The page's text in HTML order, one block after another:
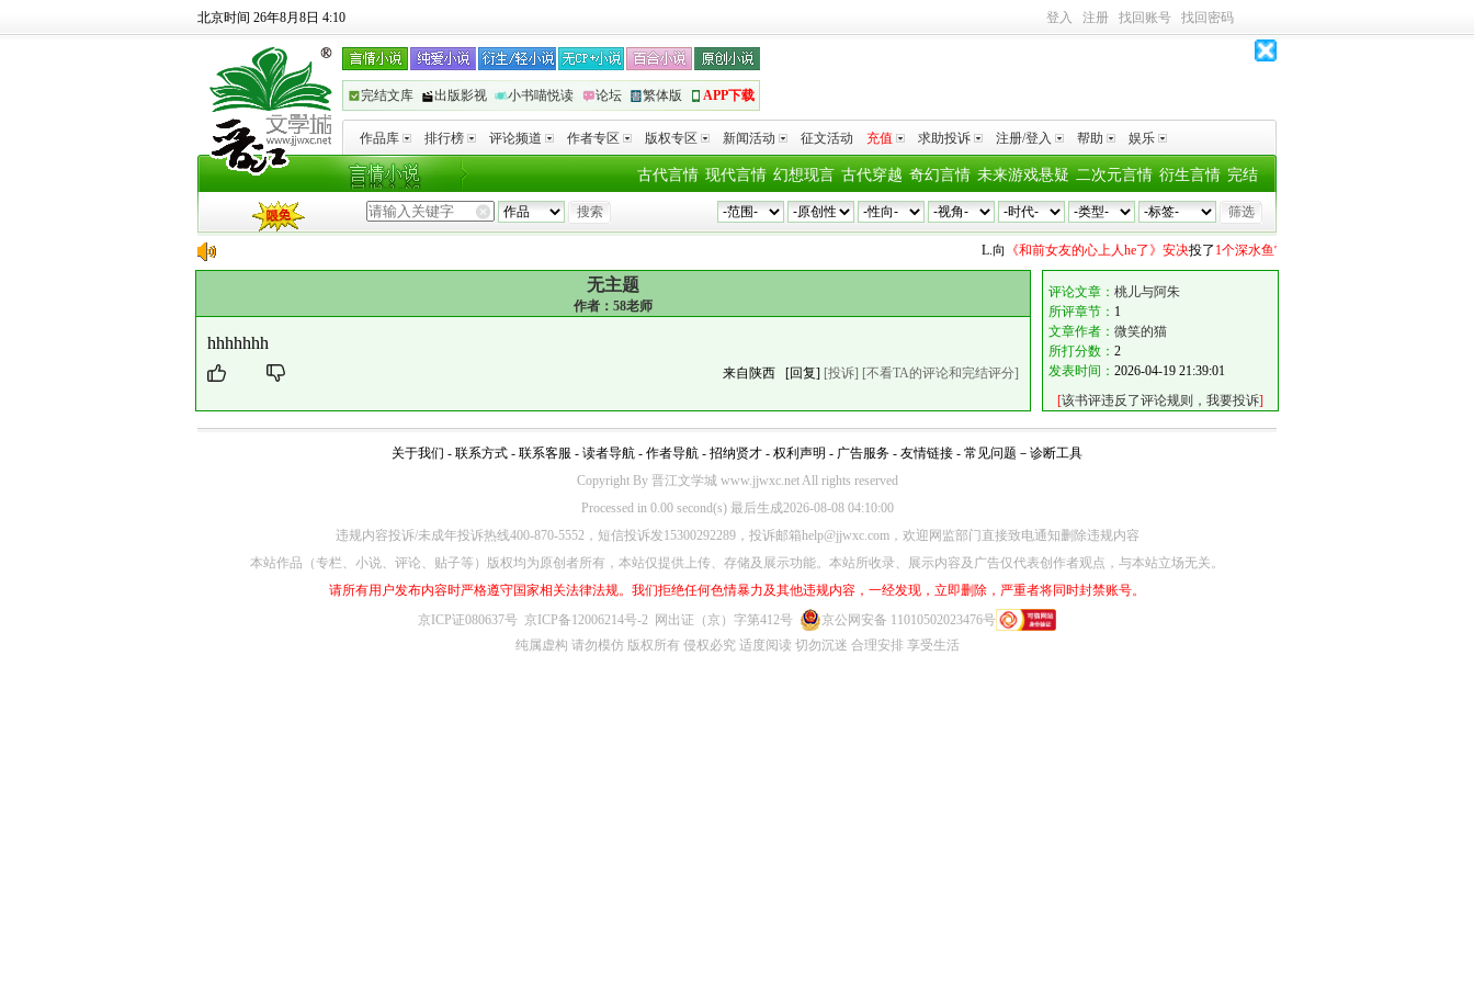
北京时间 26年8月8日 4:10 登入 注册 找回账号 找回密码
完结文库 出版影视 小书喵悦读 论坛 繁体版 APP下载
作品库 排行榜 评论频道 作者专区 版权专区 新闻活动 征文活动 充值 求助投诉 注册/登入 帮助 娱乐
完结
衍生言情
二次元言情
未来游戏悬疑
奇幻言情
古代穿越
幻想现言
现代言情
古代言情
L.向《和前女友的心上人he了》安决投了1个深水鱼雷
无主题
作者： 58老师
hhhhhhh
来自陕西 [回复] [投诉] [不看TA的评论和完结评分]
评论文章： 桃儿与阿朱
所评章节： 1
文章作者： 微笑的猫
所打分数： 2
发表时间： 2026-04-19 21:39:01
[该书评违反了评论规则，我要投诉]
关于我们 - 联系方式 - 联系客服 - 读者导航 - 作者导航 - 招纳贤才 - 权利声明 - 广告服务 - 友情链接 - 常见问题 － 诊断工具
Copyright By 晋江文学城 www.jjwxc.net All rights reserved
Processed in 0.00 second(s) 最后生成2026-08-08 04:10:00
违规内容投诉/未成年投诉热线400-870-5552，短信投诉发15300292289，投诉邮箱help@jjwxc.com，欢迎网监部门直接致电通知删除违规内容
本站作品（专栏、小说、评论、贴子等）版权均为原创者所有，本站仅提供上传、存储及展示功能。本站所收录、展示内容及广告仅代表创作者观点，与本站立场无关。
请所有用户发布内容时严格遵守国家相关法律法规。我们拒绝任何色情暴力及其他违规内容，一经发现，立即删除，严重者将同时封禁账号。
京ICP证080637号 京ICP备12006214号-2 网出证（京）字第412号
京公网安备 11010502023476号
纯属虚构 请勿模仿 版权所有 侵权必究 适度阅读 切勿沉迷 合理安排 享受生活